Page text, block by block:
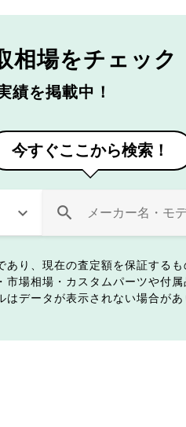
相場をチェック
績を掲載中！
今すぐここから検索！
り、現在の査定額を保証するも
場相場・カスタムパーツや付
データが表示されない場合があ